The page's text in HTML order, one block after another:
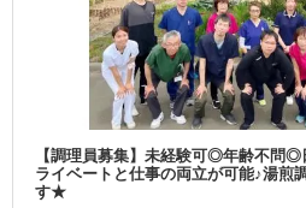
【調理員募集】未経験可◎年齢不問
ライベートと仕事の両立が可能♪湯煎
す★